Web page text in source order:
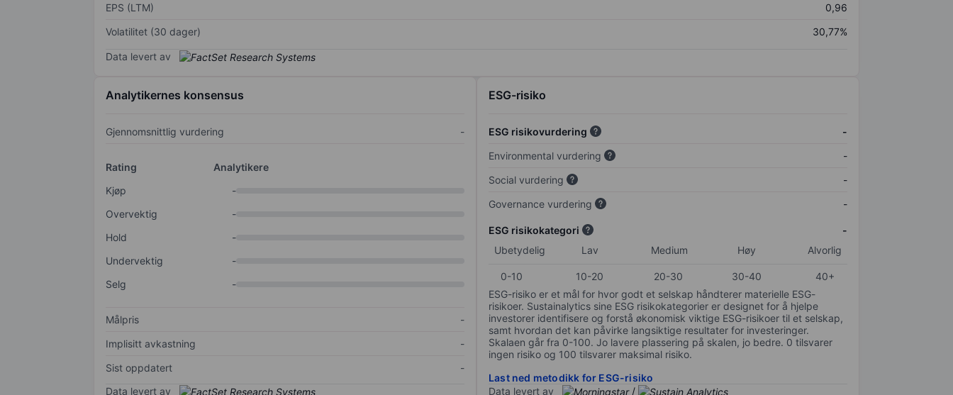
EPS (LTM)
0,96
Volatilitet (30 dager)
30,77%
Data levert av
Analytikernes konsensus
Gjennomsnittlig vurdering -
Rating
Analytikere
Kjøp
-
Overvektig
-
Hold
-
Undervektig
-
Selg
-
Målpris
-
Implisitt avkastning
-
Sist oppdatert
-
Data levert av
ESG-risiko
ESG risikovurdering
-
Environmental vurdering
-
Social vurdering
-
Governance vurdering
-
ESG risikokategori
-
Ubetydelig
Lav Medium Høy Alvorlig
0-10 10-20 20-30 30-40
40+
ESG-risiko er et mål for hvor godt et selskap håndterer materielle ESG-
risikoer. Sustainalytics sine ESG risikokategorier er designet for å hjelpe
investorer identifisere og forstå økonomisk viktige ESG-risikoer til et selskap,
samt hvordan det kan påvirke langsiktige resultater for investeringer.
Skalaen går fra 0-100. Jo lavere plassering på skalen, jo bedre. 0 tilsvarer
ingen risiko og 100 tilsvarer maksimal risiko.
Last ned metodikk for ESG-risiko
Data levert av
/